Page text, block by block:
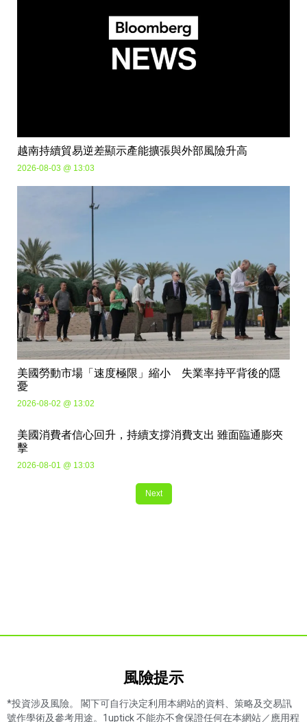
越南持續貿易逆差顯示產能擴張與外部風險升高
2026-08-03 @ 13:03
美國勞動市場「速度極限」縮小 失業率持平背後的隱
憂
2026-08-02 @ 13:02
美國消費者信心回升，持續支撐消費支出 雖面臨通膨夾
擊
2026-08-01 @ 13:03
Next
風險提示​
*投資涉及風險。 閣下可自行决定利用本網站的資料、策略及交易訊
號作學術及參考用途。1uptick 不能亦不會保證任何在本網站／應用程